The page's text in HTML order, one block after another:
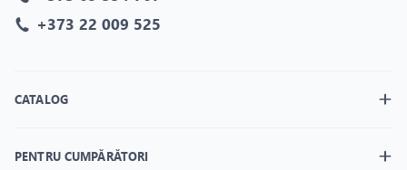
+373 22 009 525
CATALOG
PENTRU CUMPĂRĂTORI